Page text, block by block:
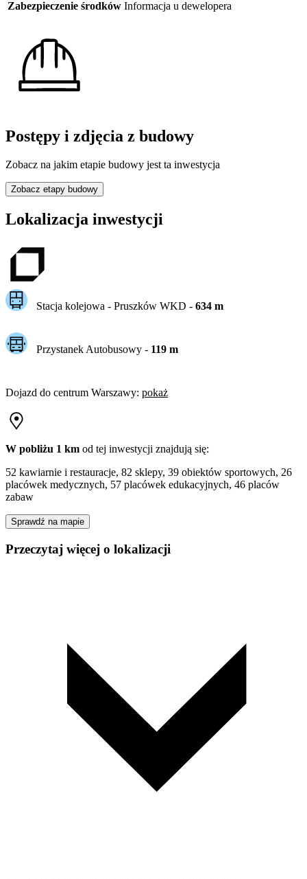
Zabezpieczenie środków Informacja u dewelopera
Postępy i zdjęcia z budowy
Zobacz na jakim etapie budowy jest ta inwestycja
Zobacz etapy budowy
Lokalizacja inwestycji
Stacja kolejowa - Pruszków WKD - 634m
Przystanek Autobusowy - 119m
Dojazd do centrum Warszawy: pokaż
W pobliżu 1 km od tej inwestycji znajdują się:
52 kawiarnie i restauracje, 82 sklepy, 39 obiektów sportowych, 26
placówek medycznych, 57 placówek edukacyjnych, 46 placów
zabaw
Sprawdź na mapie
Przeczytaj więcej o lokalizacji